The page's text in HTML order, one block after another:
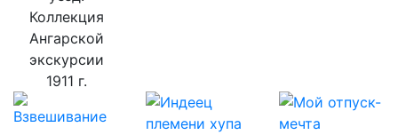
Коллекция
Ангарской
экскурсии
1911 г.